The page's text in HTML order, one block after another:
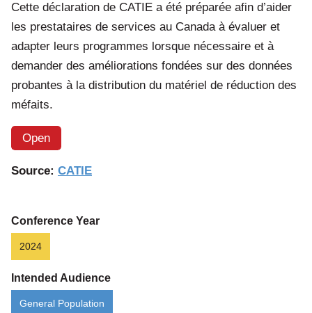
Cette déclaration de CATIE a été préparée afin d’aider
les prestataires de services au Canada à évaluer et
adapter leurs programmes lorsque nécessaire et à
demander des améliorations fondées sur des données
probantes à la distribution du matériel de réduction des
méfaits.
Open
Source: CATIE
Conference Year
2024
Intended Audience
General Population